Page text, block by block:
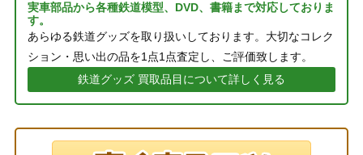
実車部品から各種鉄道模型、DVD、書籍まで対応しておりま
す。
あらゆる鉄道グッズを取り扱いしております。大切なコレク
ション・思い出の品を1点1点査定し、ご評価致します。
鉄道グッズ 買取品目について詳しく見る